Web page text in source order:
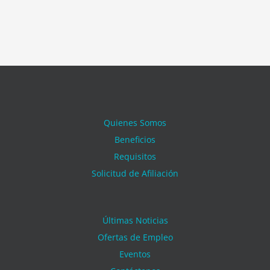
Quienes Somos
Beneficios
Requisitos
Solicitud de Afiliación
Últimas Noticias
Ofertas de Empleo
Eventos